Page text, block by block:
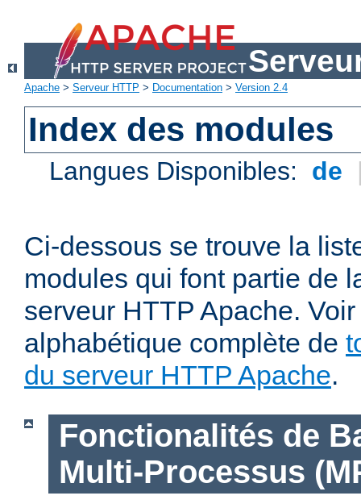
Apache > Serveur HTTP > Documentation > Version 2.4
Index des modules
Langues Disponibles: de
Ci-dessous se trouve la
modules qui font partie de
serveur HTTP Apache.
alphabétique complète de
du serveur HTTP Apache.
Fonctionalités de
Multi-Processus